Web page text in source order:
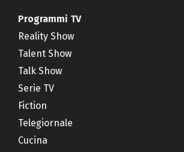
Programmi TV
Reality Show
Talent Show
Talk Show
Serie TV
Fiction
Telegiornale
Cucina